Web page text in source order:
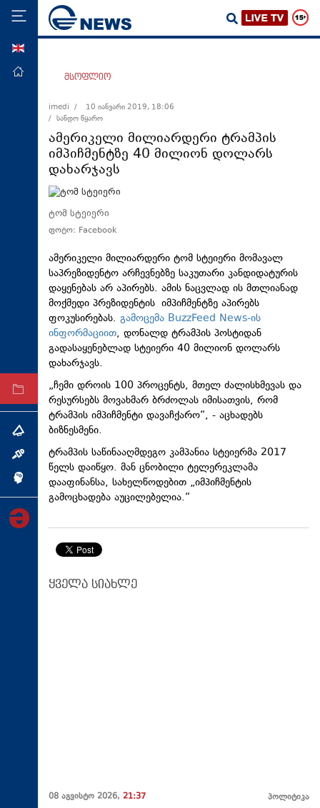
მთავარი
ეკონომიკა
მსოფლიო
ჯანდაცვა
საზოგადოება
სამართალი
რეგიონი
კულტურა
სპორტი
ტექნოლოგიები
ტაბლოიდი
არქივი
თემა
ინტერვიუ
ინქვიზიცია
მსოფლიო
imedi /
10 იანვარი 2019, 18:06
/ სანდო წყარო
ამერიკელი მილიარდერი ტრამპის
იმპიჩმენტზე 40 მილიონ დოლარს
დახარჯავს
ტომ სტეიერი
ფოტო: Facebook
ამერიკელი მილიარდერი ტომ სტეიერი მომავალ
საპრეზიდენტო არჩევნებზე საკუთარი კანდიდატურის
დაყენებას არ აპირებს. ამის ნაცვლად ის მთლიანად
მოქმედი პრეზიდენტის იმპიჩმენტზე აპირებს
ფოკუსირებას. გამოცემა BuzzFeed News-ის
ინფორმაციით, დონალდ ტრამპის პოსტიდან
გადასაყენებლად სტეიერი 40 მილიონ დოლარს
დახარჯავს.
„ჩემი დროის 100 პროცენტს, მთელ ძალისხმევას და
რესურსებს მოვახმარ ბრძოლას იმისათვის, რომ
ტრამპის იმპიჩმენტი დავაჩქარო“, - აცხადებს
ბიზნესმენი.
ტრამპის საწინააღმდეგო კამპანია სტეიერმა 2017
წელს დაიწყო. მან ცნობილი ტელერეკლამა
დააფინანსა, სახელწოდებით „იმპიჩმენტის
გამოცხადება აუცილებელია.“
ყველა სიახლე
08 აგვისტო 2026, 21:37 პოლიტიკა